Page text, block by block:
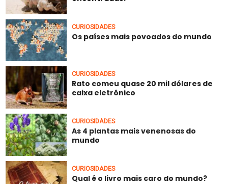
CURIOSIDADES
Os países mais povoados do mundo
CURIOSIDADES
Rato comeu quase 20 mil dólares de
caixa eletrônico
CURIOSIDADES
As 4 plantas mais venenosas do
mundo
CURIOSIDADES
Qual é o livro mais caro do mundo?